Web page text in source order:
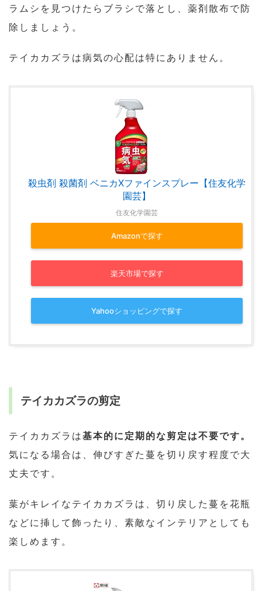
ラムシを見つけたらブラシで落とし、薬剤散布で防
除しましょう。
テイカカズラは病気の心配は特にありません。
殺虫剤 殺菌剤 ベニカXファインスプレー【住友化学
園芸】
住友化学園芸
Amazonで探す
楽天市場で探す
Yahooショッピングで探す
テイカカズラの剪定
テイカカズラは基本的に定期的な剪定は不要です。
気になる場合は、伸びすぎた蔓を切り戻す程度で大
丈夫です。
葉がキレイなテイカカズラは、切り戻した蔓を花瓶
などに挿して飾ったり、素敵なインテリアとしても
楽しめます。